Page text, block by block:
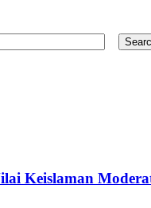
Keislaman